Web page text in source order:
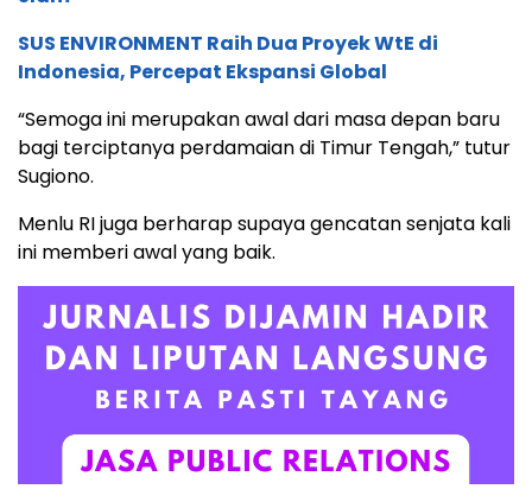
SUS ENVIRONMENT Raih Dua Proyek WtE di
Indonesia, Percepat Ekspansi Global
“Semoga ini merupakan awal dari masa depan baru
bagi terciptanya perdamaian di Timur Tengah,” tutur
Sugiono.
Menlu RI juga berharap supaya gencatan senjata kali
ini memberi awal yang baik.